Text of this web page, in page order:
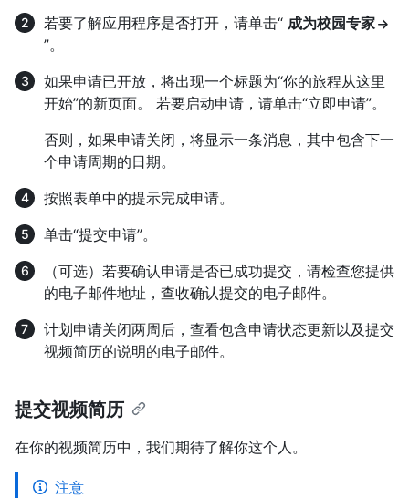
若要了解应用程序是否打开，请单击“ 成为校园专家
”。
如果申请已开放，将出现一个标题为“你的旅程从这里
开始”的新页面。 若要启动申请，请单击“立即申请”。
否则，如果申请关闭，将显示一条消息，其中包含下一
个申请周期的日期。
按照表单中的提示完成申请。
单击“提交申请”。
（可选）若要确认申请是否已成功提交，请检查您提供
的电子邮件地址，查收确认提交的电子邮件。
计划申请关闭两周后，查看包含申请状态更新以及提交
视频简历的说明的电子邮件。
提交视频简历
在你的视频简历中，我们期待了解你这个人。
注意